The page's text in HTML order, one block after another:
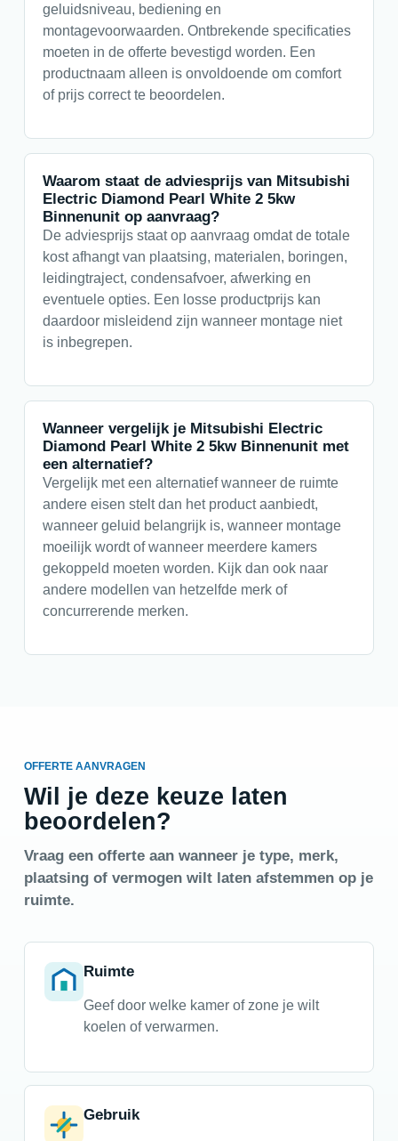
geluidsniveau, bediening en
montagevoorwaarden. Ontbrekende specificaties
moeten in de offerte bevestigd worden. Een
productnaam alleen is onvoldoende om comfort
of prijs correct te beoordelen.
Waarom staat de adviesprijs van Mitsubishi
Electric Diamond Pearl White 2 5kw
Binnenunit op aanvraag?
De adviesprijs staat op aanvraag omdat de totale
kost afhangt van plaatsing, materialen, boringen,
leidingtraject, condensafvoer, afwerking en
eventuele opties. Een losse productprijs kan
daardoor misleidend zijn wanneer montage niet
is inbegrepen.
Wanneer vergelijk je Mitsubishi Electric
Diamond Pearl White 2 5kw Binnenunit met
een alternatief?
Vergelijk met een alternatief wanneer de ruimte
andere eisen stelt dan het product aanbiedt,
wanneer geluid belangrijk is, wanneer montage
moeilijk wordt of wanneer meerdere kamers
gekoppeld moeten worden. Kijk dan ook naar
andere modellen van hetzelfde merk of
concurrerende merken.
OFFERTE AANVRAGEN
Wil je deze keuze laten
beoordelen?
Vraag een offerte aan wanneer je type, merk,
plaatsing of vermogen wilt laten afstemmen op je
ruimte.
Ruimte
Geef door welke kamer of zone je wilt
koelen of verwarmen.
Gebruik